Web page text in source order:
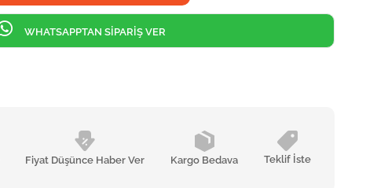
Fiyat Düşünce Haber Ver Kargo Bedava Teklif İste
WHATSAPPTAN SİPARİŞ VER